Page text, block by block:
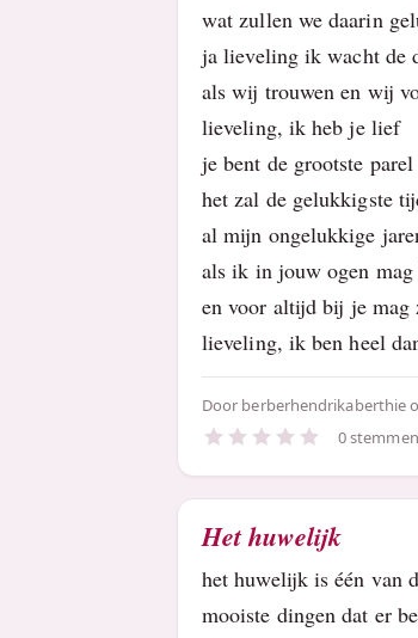
wat zullen we daarin
ja lieveling ik wacht de
als wij trouwen en wij
lieveling, ik heb je lief
je bent de grootste
het zal de gelukkigste
al mijn ongelukkige
als ik in jouw ogen
en voor altijd bij je mag
lieveling, ik ben heel
Door berberhendrikaberthie
0 stemmen
Het huwelijk
het huwelijk is één van
mooiste dingen dat er